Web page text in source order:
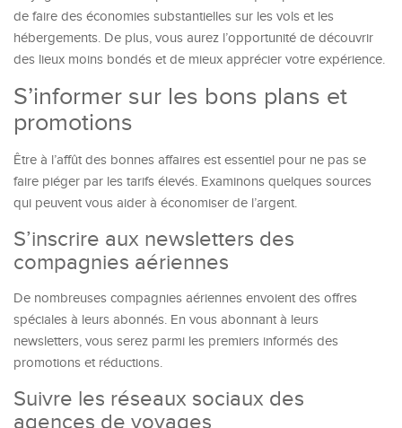
de faire des économies substantielles sur les vols et les
hébergements. De plus, vous aurez l’opportunité de découvrir
des lieux moins bondés et de mieux apprécier votre expérience.
S’informer sur les bons plans et
promotions
Être à l’affût des bonnes affaires est essentiel pour ne pas se
faire piéger par les tarifs élevés. Examinons quelques sources
qui peuvent vous aider à économiser de l’argent.
S’inscrire aux newsletters des
compagnies aériennes
De nombreuses compagnies aériennes envoient des offres
spéciales à leurs abonnés. En vous abonnant à leurs
newsletters, vous serez parmi les premiers informés des
promotions et réductions.
Suivre les réseaux sociaux des
agences de voyages